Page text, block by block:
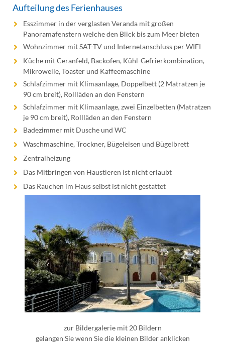
Aufteilung des Ferienhauses
Esszimmer in der verglasten Veranda mit großen
Panoramafenstern welche den Blick bis zum Meer bieten
Wohnzimmer mit SAT-TV und Internetanschluss per WIFI
Küche mit Ceranfeld, Backofen, Kühl-Gefrierkombination,
Mikrowelle, Toaster und Kaffeemaschine
Schlafzimmer mit Klimaanlage, Doppelbett (2 Matratzen je
90 cm breit), Rollläden an den Fenstern
Schlafzimmer mit Klimaanlage, zwei Einzelbetten (Matratzen
je 90 cm breit), Rollläden an den Fenstern
Badezimmer mit Dusche und WC
Waschmaschine, Trockner, Bügeleisen und Bügelbrett
Zentralheizung
Das Mitbringen von Haustieren ist nicht erlaubt
Das Rauchen im Haus selbst ist nicht gestattet
zur Bildergalerie mit 20 Bildern
gelangen Sie wenn Sie die kleinen Bilder anklicken